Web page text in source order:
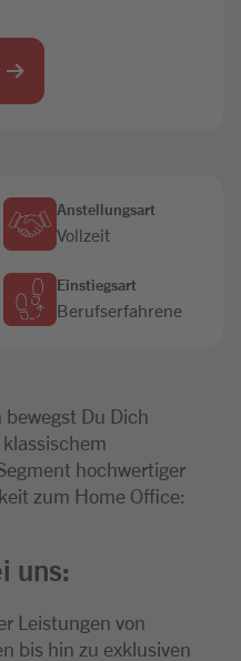
Anstellungsart
Vollzeit
Einstiegsart
Berufserfahrene
bewegst Du Dich
hochwertiger
zum Home Office:
uns:
Leistungen von
bis hin zu exklusiven